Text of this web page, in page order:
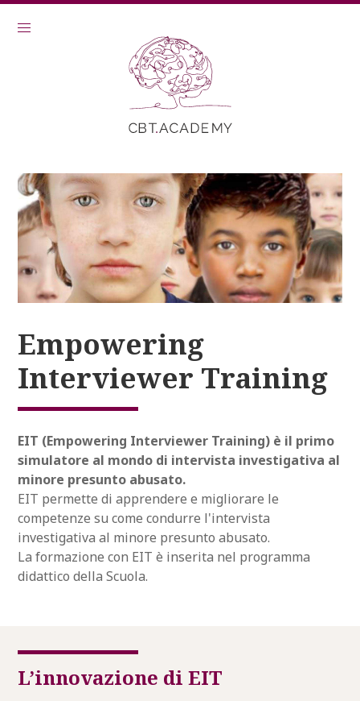
Empowering
Interviewer Training
EIT (Empowering Interviewer Training) è il primo
simulatore al mondo di intervista investigativa al
minore presunto abusato.
EIT permette di apprendere e migliorare le
competenze su come condurre l'intervista
investigativa al minore presunto abusato.
La formazione con EIT è inserita nel programma
didattico della Scuola.
L’innovazione di EIT